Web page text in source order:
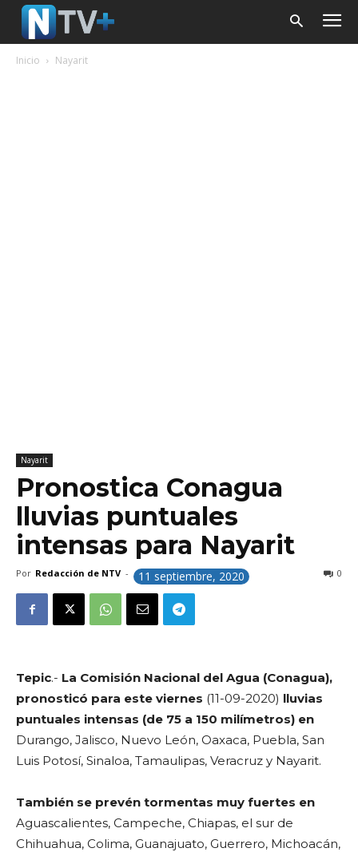
Inicio Nayarit
Nayarit
Pronostica Conagua
lluvias puntuales
intensas para Nayarit
Por Redacción de NTV - 11 septiembre, 2020 0
Tepic.- La Comisión Nacional del Agua (Conagua),
pronosticó para este viernes (11-09-2020) lluvias
puntuales intensas (de 75 a 150 milímetros) en
Durango, Jalisco, Nuevo León, Oaxaca, Puebla, San
Luis Potosí, Sinaloa, Tamaulipas, Veracruz y Nayarit.
También se prevén tormentas muy fuertes en
Aguascalientes, Campeche, Chiapas, el sur de
Chihuahua, Colima, Guanajuato, Guerrero, Michoacán,